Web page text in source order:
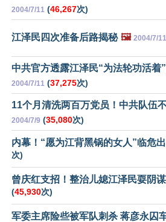
2004/7/11 (46,267次)
江泽民四次准备后路揭秘 🖼️ 2004/7/11
中共官方透露江泽民“为法轮功活着
2004/7/11 (37,275次)
11个月清洗两百万党员！中共队伍
2004/7/9 (35,080次)
内幕！“愿为江背黑锅的女人”临危
次)
曾庆红支招！整治儿媳江泽民耍阴
(45,930次)
军委主席险些被军队刺杀 蒋彦永囚